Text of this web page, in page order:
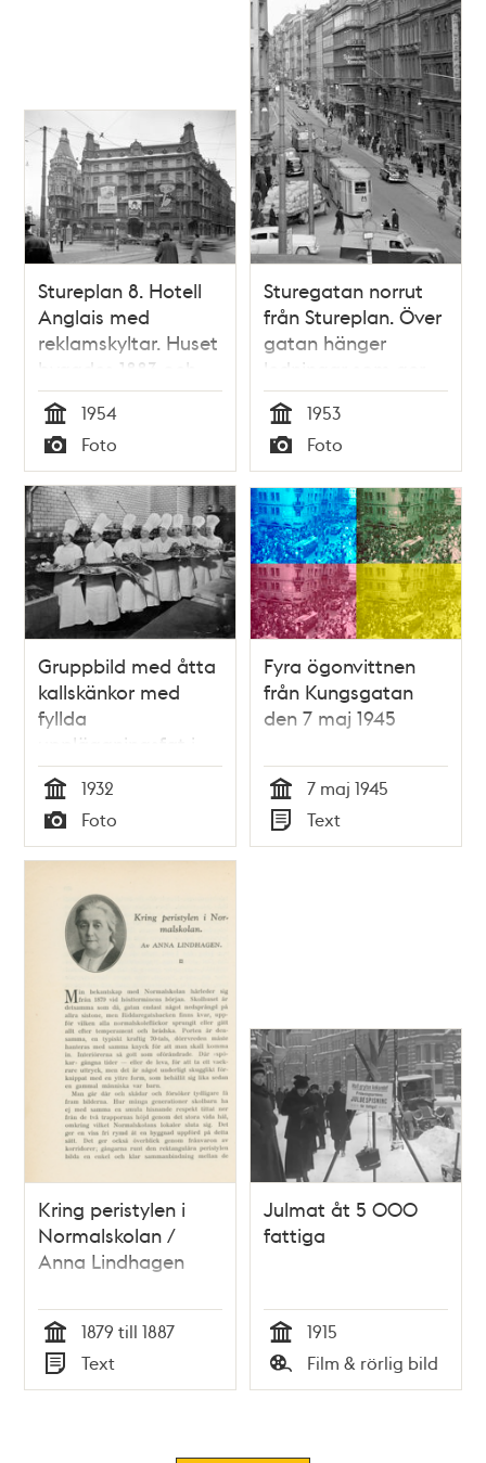
Stureplan 8. Hotell
Anglais med
reklamskyltar. Huset
byggdes 1883 och
revs 1955. T.v.
Stureplan 10 (byggt
1900). Ledningar till
trådbussar korsar
gatan
Tid
1954
Typ
Foto
Sturegatan norrut
från Stureplan. Över
gatan hänger
ledningar som ger
ström till
spårvagnar och
trådbussar
Tid
1953
Typ
Foto
Gruppbild med åtta
kallskänkor med
fyllda
uppläggningsfat i
köket på restaurang
Sturehov vid
Stureplan 6. Tredje
kvinnan från vänster
Tid
1932
Typ
Foto
Fyra ögonvittnen
från Kungsgatan
den 7 maj 1945
Tid
7 maj 1945
Typ
Text
Kring peristylen i
Normalskolan /
Anna Lindhagen
Tid
1879 till 1887
Typ
Text
Julmat åt 5 000
fattiga
Tid
1915
Typ
Film & rörlig bild